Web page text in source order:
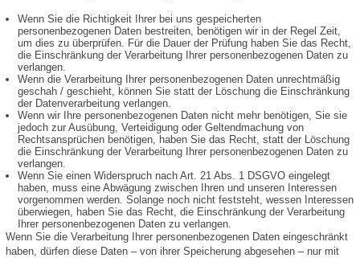
Wenn Sie die Richtigkeit Ihrer bei uns gespeicherten
personenbezogenen Daten bestreiten, benötigen wir in der Regel Zeit,
um dies zu überprüfen. Für die Dauer der Prüfung haben Sie das Recht,
die Einschränkung der Verarbeitung Ihrer personenbezogenen Daten zu
verlangen.
Wenn die Verarbeitung Ihrer personenbezogenen Daten unrechtmäßig
geschah / geschieht, können Sie statt der Löschung die Einschränkung
der Datenverarbeitung verlangen.
Wenn wir Ihre personenbezogenen Daten nicht mehr benötigen, Sie sie
jedoch zur Ausübung, Verteidigung oder Geltendmachung von
Rechtsansprüchen benötigen, haben Sie das Recht, statt der Löschung
die Einschränkung der Verarbeitung Ihrer personenbezogenen Daten zu
verlangen.
Wenn Sie einen Widerspruch nach Art. 21 Abs. 1 DSGVO eingelegt
haben, muss eine Abwägung zwischen Ihren und unseren Interessen
vorgenommen werden. Solange noch nicht feststeht, wessen Interessen
überwiegen, haben Sie das Recht, die Einschränkung der Verarbeitung
Ihrer personenbezogenen Daten zu verlangen.
Wenn Sie die Verarbeitung Ihrer personenbezogenen Daten eingeschränkt
haben, dürfen diese Daten – von ihrer Speicherung abgesehen – nur mit